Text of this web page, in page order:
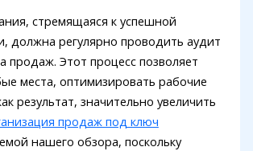
стремящаяся к успешной
должна регулярно проводить аудит
продаж. Этот процесс позволяет
места, оптимизировать рабочие
результат, значительно увеличить
продаж под ключ
нашего обзора, поскольку